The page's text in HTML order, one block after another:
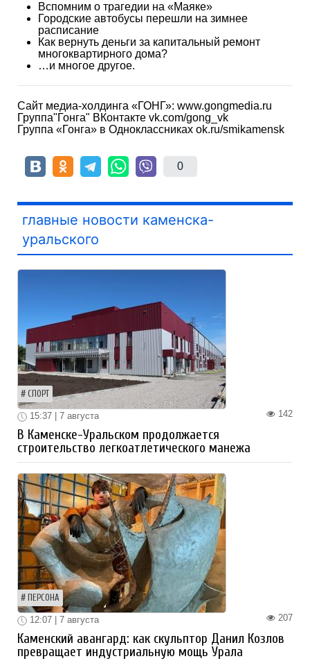
Вспомним о трагедии на «Маяке»
Городские автобусы перешли на зимнее
расписание
Как вернуть деньги за капитальный ремонт
многоквартирного дома?
…и многое другое.
Сайт медиа-холдинга «ГОНГ»: www.gongmedia.ru
Группа"Гонга" ВКонтакте vk.com/gong_vk
Группа «Гонга» в Одноклассниках ok.ru/smikamensk
0
главные новости каменска-
уральского
СПОРТ
142
15:37 | 7 августа
В Каменске-Уральском продолжается
строительство легкоатлетического манежа
ПЕРСОНА
207
12:07 | 7 августа
Каменский авангард: как скульптор Данил Козлов
превращает индустриальную мощь Урала